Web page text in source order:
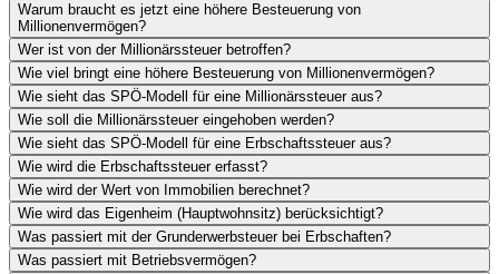
Warum braucht es jetzt eine höhere Besteuerung von
Millionenvermögen?
Wer ist von der Millionärssteuer betroffen?
Wie viel bringt eine höhere Besteuerung von Millionenvermögen?
Wie sieht das SPÖ-Modell für eine Millionärssteuer aus?
Wie soll die Millionärssteuer eingehoben werden?
Wie sieht das SPÖ-Modell für eine Erbschaftssteuer aus?
Wie wird die Erbschaftssteuer erfasst?
Wie wird der Wert von Immobilien berechnet?
Wie wird das Eigenheim (Hauptwohnsitz) berücksichtigt?
Was passiert mit der Grunderwerbsteuer bei Erbschaften?
Was passiert mit Betriebsvermögen?